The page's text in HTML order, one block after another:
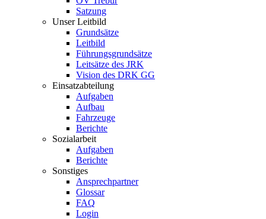
Satzung
Unser Leitbild
Grundsätze
Leitbild
Führungsgrundsätze
Leitsätze des JRK
Vision des DRK GG
Einsatzabteilung
Aufgaben
Aufbau
Fahrzeuge
Berichte
Sozialarbeit
Aufgaben
Berichte
Sonstiges
Ansprechpartner
Glossar
FAQ
Login